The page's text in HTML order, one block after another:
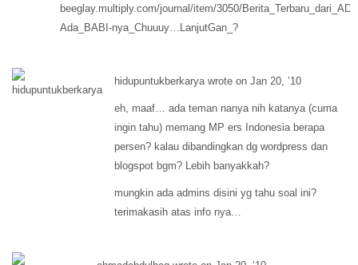
beeglay.multiply.com/journal/item/3050/
Ada_BABI-nya_Chuuuy…LanjutGan_?
hidupuntukberkarya wrote on Jan 20, ’10
eh, maaf… ada teman nanya nih katanya (cuma
ingin tahu) memang MP ers Indonesia berapa
persen? kalau dibandingkan dg wordpress dan
blogspot bgm? Lebih banyakkah?
mungkin ada admins disini yg tahu soal ini?
terimakasih atas info nya…